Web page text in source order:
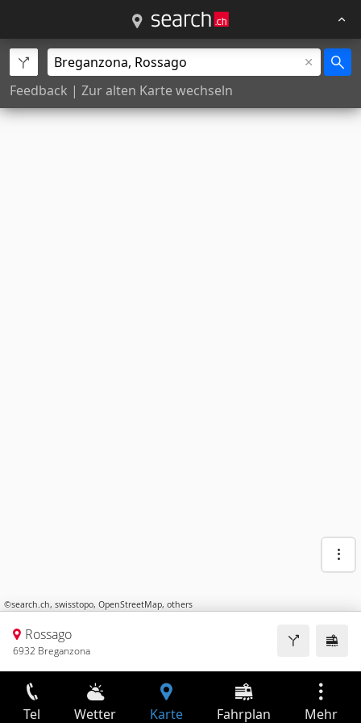
Feedback | Zur alten Karte wechseln
©search.ch, swisstopo, OpenStreetMap, others
Rossago
6932 Breganzona
Tel Wetter Karte Fahrplan Mehr